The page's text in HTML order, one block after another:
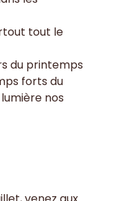
tout le
du printemps
forts du
nos